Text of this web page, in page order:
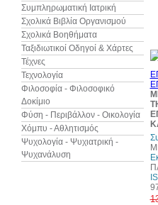
Συμπληρωματική Ιατρική
Σχολικά Βιβλία Οργανισμού
Σχολικά Βοηθήματα
Ταξιδιωτικοί Οδηγοί & Χάρτες
Τέχνες
Τεχνολογία
Φιλοσοφία - Φιλοσοφικό
Δοκίμιο
Φύση - Περιβάλλον - Οικολογία
Χόμπυ - Αθλητισμός
Ψυχολογία - Ψυχιατρική -
Ψυχανάλυση